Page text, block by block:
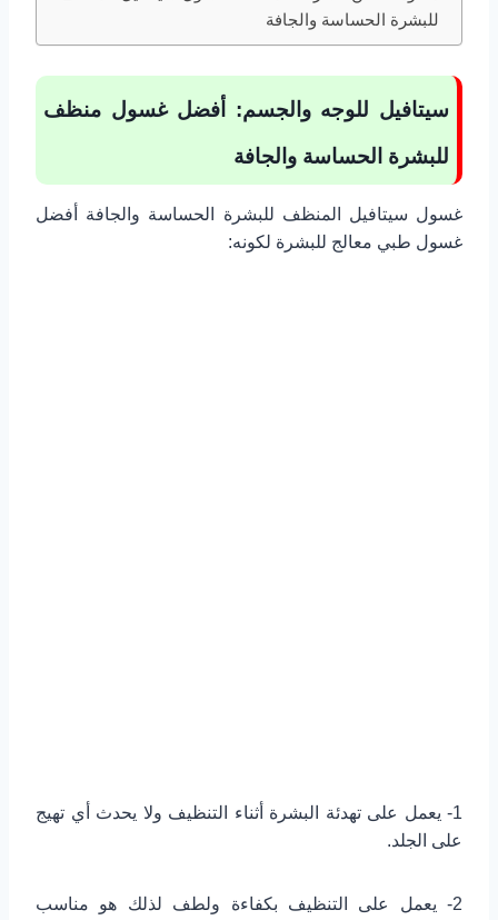
للبشرة الحساسة والجافة
سيتافيل للوجه والجسم: أفضل غسول منظف
للبشرة الحساسة والجافة
غسول سيتافيل المنظف للبشرة الحساسة والجافة أفضل
غسول طبي معالج للبشرة لكونه:
1- يعمل على تهدئة البشرة أثناء التنظيف ولا يحدث أي تهيج
على الجلد.
2- يعمل على التنظيف بكفاءة ولطف لذلك هو مناسب